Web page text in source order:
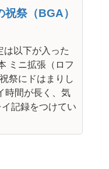
祭（BGA）
は以下が入った
ミニ拡張（ロフ
祭にドはまりし
時間が長く、気
記録をつけてい